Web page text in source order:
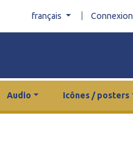
français Connexion
Audio Icônes / posters